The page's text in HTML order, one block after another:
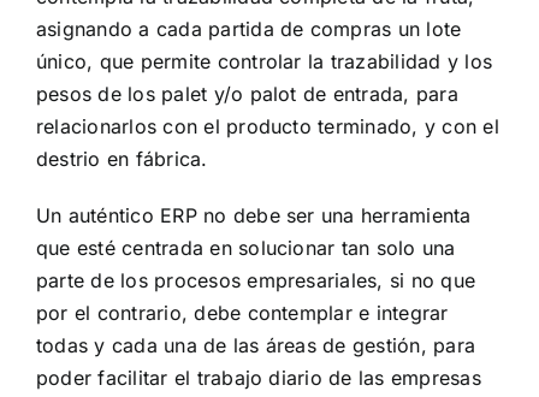
asignando a cada partida de compras un lote
único, que permite controlar la trazabilidad y los
pesos de los palet y/o palot de entrada, para
relacionarlos con el producto terminado, y con el
destrio en fábrica.
Un auténtico ERP no debe ser una herramienta
que esté centrada en solucionar tan solo una
parte de los procesos empresariales, si no que
por el contrario, debe contemplar e integrar
todas y cada una de las áreas de gestión, para
poder facilitar el trabajo diario de las empresas